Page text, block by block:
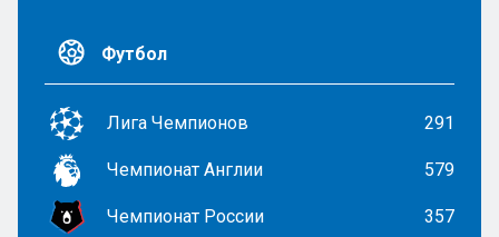
Футбол
Лига Чемпионов 291
Чемпионат Англии 579
Чемпионат России 357